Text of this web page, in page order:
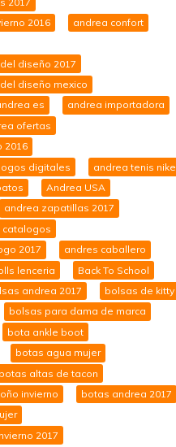
2016
andrea confort
diseño 2017
diseño mexico
es
andrea importadora
ofertas
2016
digitales
andrea tenis nike
Andrea USA
andrea zapatillas 2017
catalogos
2017
andres caballero
lenceria
Back To School
andrea 2017
bolsas de kitty
bolsas para dama de marca
bota ankle boot
botas agua mujer
botas altas de tacon
invierno
botas andrea 2017
2017